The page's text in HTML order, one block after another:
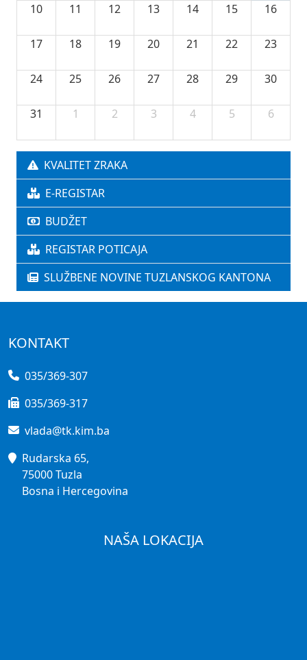
10 11 12 13 14 15 16
17 18 19 20 21 22 23
24 25 26 27 28 29 30
31 1 2 3 4 5 6
KVALITET ZRAKA
E-REGISTAR
BUDŽET
REGISTAR POTICAJA
SLUŽBENE NOVINE TUZLANSKOG KANTONA
KONTAKT
035/369-307
035/369-317
vlada@tk.kim.ba
Rudarska 65,
75000 Tuzla
Bosna i Hercegovina
NAŠA LOKACIJA